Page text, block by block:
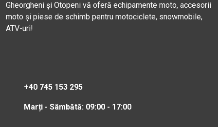
Gheorgheni și Otopeni vă oferă echipamente moto, accesorii
moto și piese de schimb pentru motociclete, snowmobile,
ATV-uri!
+40 745 153 295
Marți - Sâmbătă: 09:00 - 17:00